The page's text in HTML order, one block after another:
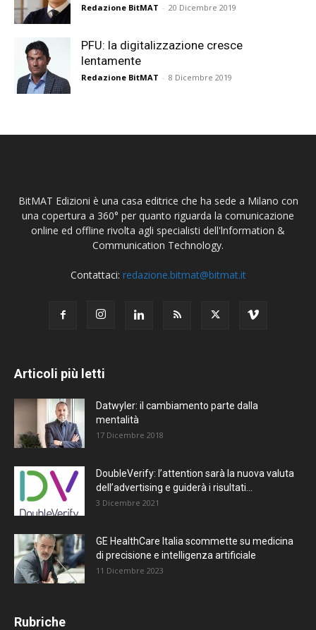
Redazione BitMAT - 20 Dicembre 2019
PFU: la digitalizzazione cresce
lentamente
Redazione BitMAT - 8 Dicembre 2019
BitMAT Edizioni è una casa editrice che ha sede a Milano con
una copertura a 360° per quanto riguarda la comunicazione
online ed offline rivolta agli specialisti dell'lnformation &
Communication Technology.
Contattaci: redazione.bitmat@bitmat.it
Articoli più letti
Datwyler: il cambiamento parte dalla
mentalità
17 Dicembre 2018
DoubleVerify: l’attention sarà la nuova valuta
dell’advertising e guiderà i risultati...
3 Dicembre 2021
GE HealthCare Italia scommette su medicina
di precisione e intelligenza artificiale
11 Dicembre 2023
Rubriche